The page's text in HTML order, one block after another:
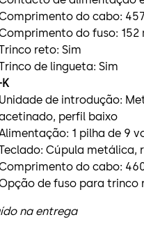
do cabo:
do fuso: 152
reto: Sim
de lingueta: Sim
Unidade de introdução:
perfil baixo
1 pilha de 9
Cúpula metálica,
do cabo:
de fuso para trinco
na entrega